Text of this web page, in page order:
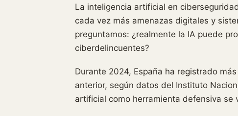
La inteligencia artificial en
cada vez más amenazas digitales y
preguntamos: ¿realmente la IA puede
ciberdelincuentes?
Durante 2024, España ha registrado
anterior, según datos del Instituto
artificial como herramienta defensiva se